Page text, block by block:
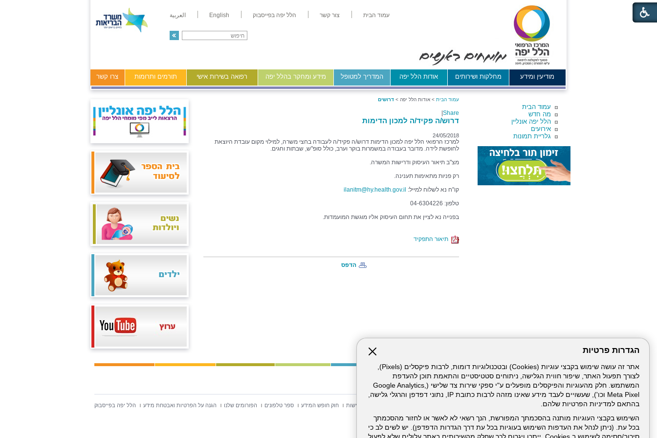
הגדרות פרטיות
אתר זה עושה שימוש בקבצי עוגיות (Cookies) ובטכנולוגיות דומות, לרבות פיקסלים (Pixels),
לצורך תפעול האתר, שיפור חווית הגלישה, ניתוחים סטטיסטיים והתאמת תוכן להעדפת
המשתמש. חלק מהעוגיות והפיקסלים מופעלים ע"י ספקי שירות צד שלישי (Google Analytics,
Meta Pixel וכו'), שעשויים לעבד מידע שאינו מזהה לרבות כתובת IP, נתוני דפדפן והרגלי גלישה,
בהתאם למדיניות הפרטיות שלהם.
השימוש בקבצי העוגיות מותנה בהסכמתך המפורשת, הנך רשאי לא לאשר או לחזור מהסכמתך
בכל עת. (ניתן לנהל את העדפות השימוש בעוגיות בכל עת דרך הגדרות הדפדפן). יש לשים לב כי
עמוד הבית צור קשר הלל יפה בפייסבוק English العربية
מודיעין ומידע מחלקות ושירותים אודות הלל יפה המדריך למטופל מידע ומחקר בהלל יפה רפואה בשירות אישי תורמים ותרומות צרו קשר
עמוד הבית
מה חדש
הלל יפה אונליין
אירועים
גלריית תמונות
עמוד הבית > אודות הלל יפה > דרושים
Share
דרוש/ה פקיד/ה למכון הדימות
24/05/2018
למרכז הרפואי הלל יפה למכון הדימות דרוש/ה פקיד/ה לעבודה בחצי משרה, למילוי מקום עובדת היוצאת
לחופשת לידה. מדובר בעבודה במשמרות בוקר וערב, כולל סופ"ש, שבתות וחגים.
מצ"ב תיאור העיסוק ודרישות המשרה.
רק פניות מתאימות תענינה.
קו"ח נא לשלוח למייל: ilanitm@hy.health.gov.il
טלפון: 04-6304226
בפנייה נא לציין את תחום העיסוק אליו מוגשת המועמדות.
תיאור התפקיד
הדפס
דרונט
דיגיטל
-
אתרי
וורדפרס,
בניית
הצהרת נגישות חוק חופש המידע ספר טלפונים הפורומים שלנו הגנה על הפרטיות ואבטחת מידע הלל יפה בפייסבוק
ניהול תכנים: